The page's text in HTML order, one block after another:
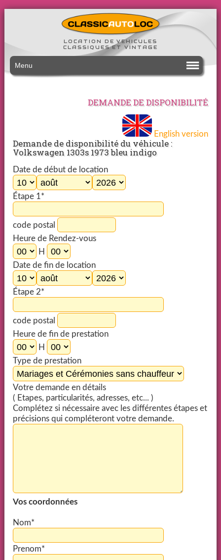
LOCATION DE VEHICULES
CLASSIQUES ET VINTAGE
Menu
DEMANDE DE DISPONIBILITÉ
English version
Demande de disponibilité du véhicule :
Volkswagen 1303s 1973 bleu indigo
Date de début de location
Étape 1*
code postal
Heure de Rendez-vous
H
Date de fin de location
Étape 2*
code postal
Heure de fin de prestation
H
Type de prestation
Votre demande en détails
( Etapes, particularités, adresses, etc... )
Complétez si nécessaire avec les différentes étapes et
précisions qui compléteront votre demande.
Vos coordonnées
Nom*
Prenom*